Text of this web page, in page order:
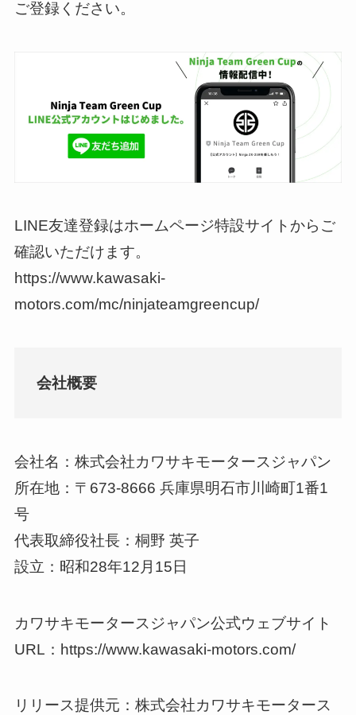
ご登録ください。
LINE友達登録はホームページ特設サイトからご
確認いただけます。
https://www.kawasaki-
motors.com/mc/ninjateamgreencup/
会社概要
会社名：株式会社カワサキモータースジャパン
所在地：〒673-8666 兵庫県明石市川崎町1番1
号
代表取締役社長：桐野 英子
設立：昭和28年12月15日
カワサキモータースジャパン公式ウェブサイト
URL：https://www.kawasaki-motors.com/
リリース提供元：株式会社カワサキモータース